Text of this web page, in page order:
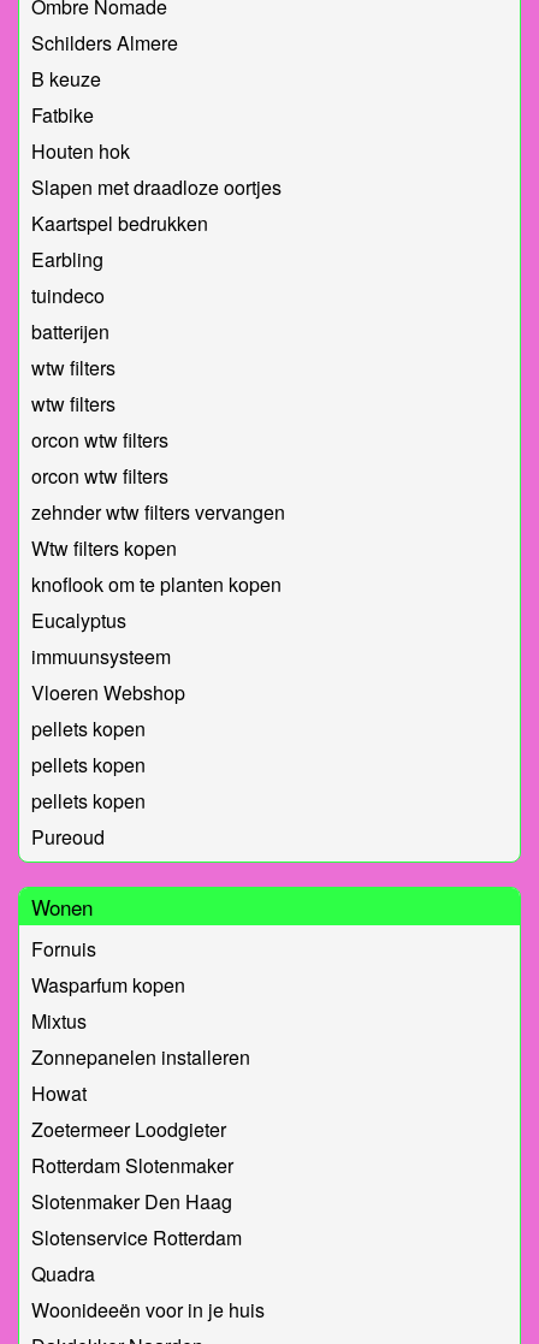
Ombre Nomade
Schilders Almere
B keuze
Fatbike
Houten hok
Slapen met draadloze oortjes
Kaartspel bedrukken
Earbling
tuindeco
batterijen
wtw filters
wtw filters
orcon wtw filters
orcon wtw filters
zehnder wtw filters vervangen
Wtw filters kopen
knoflook om te planten kopen
Eucalyptus
immuunsysteem
Vloeren Webshop
pellets kopen
pellets kopen
pellets kopen
Pureoud
Wonen
Fornuis
Wasparfum kopen
Mixtus
Zonnepanelen installeren
Howat
Zoetermeer Loodgieter
Rotterdam Slotenmaker
Slotenmaker Den Haag
Slotenservice Rotterdam
Quadra
Woonideeën voor in je huis